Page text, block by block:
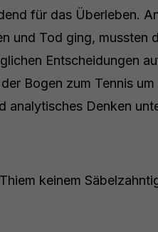
für das Überleben.
und Tod ging, mussten
Entscheidungen
Bogen zum Tennis
analytisches Denken
keinem